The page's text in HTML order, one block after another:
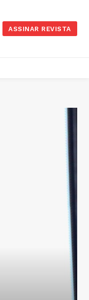
ASSINAR REVISTA